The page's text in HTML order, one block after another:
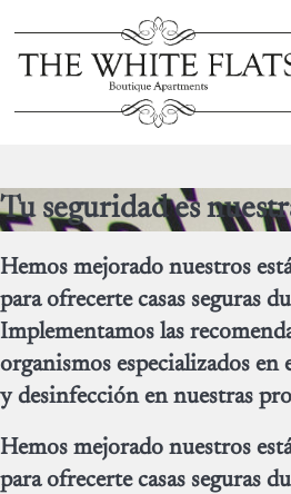
Tu seguridad es
Hemos mejorado nuestros
para ofrecerte casas seguras
Implementamos las
organismos especializados
y desinfección en nuestras
Hemos mejorado nuestros
para ofrecerte casas seguras